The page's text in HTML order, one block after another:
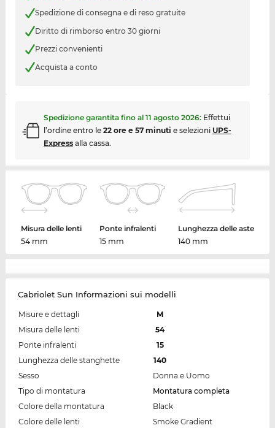
Spedizione di consegna e di reso gratuite
Diritto di rimborso entro 30 giorni
Prezzi convenienti
Acquista a conto
Spedizione garantita fino al 11 agosto 2026: Effettui
l’ordine entro le 22 ore e 57 minuti e selezioni UPS-
Expressalla cassa.
Misura delle lenti
54 mm
Ponte infralenti
15 mm
Lunghezza delle aste
140 mm
Cabriolet Sun Informazioni sui modelli
Misure e dettagli
M
Misura delle lenti
54
Ponte infralenti
15
Lunghezza delle stanghette
140
Sesso
Donna e Uomo
Tipo di montatura
Montatura completa
Colore della montatura
Black
Colore delle lenti
Smoke Gradient